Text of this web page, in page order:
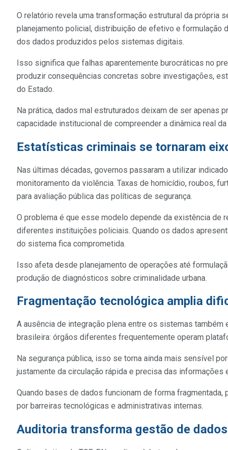
O relatório revela uma transformação estrutural da própria
planejamento policial, distribuição de efetivo e formulação
dos dados produzidos pelos sistemas digitais.
Isso significa que falhas aparentemente burocráticas no
produzir consequências concretas sobre investigações,
do Estado.
Na prática, dados mal estruturados deixam de ser apenas
capacidade institucional de compreender a dinâmica real
Estatísticas criminais se tornaram
Nas últimas décadas, governos passaram a utilizar
monitoramento da violência. Taxas de homicídio, roubos,
para avaliação pública das políticas de segurança.
O problema é que esse modelo depende da existência
diferentes instituições policiais. Quando os dados
do sistema fica comprometida.
Isso afeta desde planejamento de operações até
produção de diagnósticos sobre criminalidade urbana.
Fragmentação tecnológica amplia
A ausência de integração plena entre os sistemas
brasileira: órgãos diferentes frequentemente operam
Na segurança pública, isso se torna ainda mais sensível
justamente da circulação rápida e precisa das
Quando bases de dados funcionam de forma
por barreiras tecnológicas e administrativas internas.
Auditoria transforma gestão de